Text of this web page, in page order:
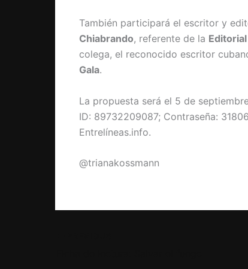
También participará el escritor y
Chiabrando, referente de la
colega, el reconocido escritor
Gala.
La propuesta será el 5 de
ID: 89732209087; Contraseña:
Entrelíneas.info.
@trianakossmann